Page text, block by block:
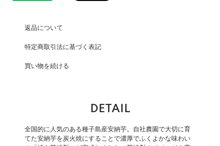
返品について
特定商取引法に基づく表記
買い物を続ける
DETAIL
全国的に人気のある種子島産安納芋。自社農園で大切に育
てた安納芋を炭火焼にすることで濃厚でふくよかな味わい